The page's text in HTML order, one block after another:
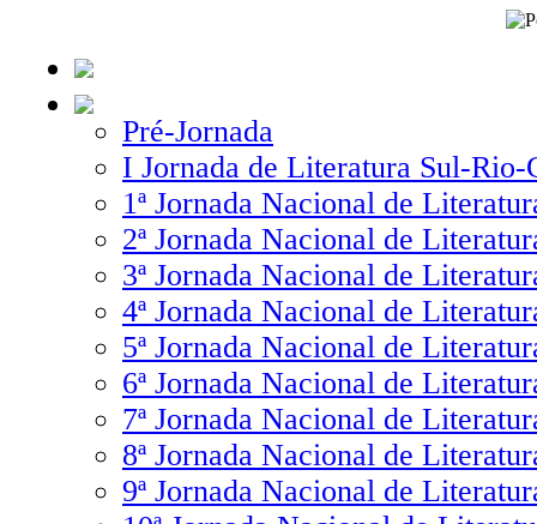
Pré-Jornada
I Jornada de Literatura Sul-Rio-
1ª Jornada Nacional de
2ª Jornada Nacional de
3ª Jornada Nacional de
4ª Jornada Nacional de
5ª Jornada Nacional de
6ª Jornada Nacional de
7ª Jornada Nacional de
8ª Jornada Nacional de
9ª Jornada Nacional de